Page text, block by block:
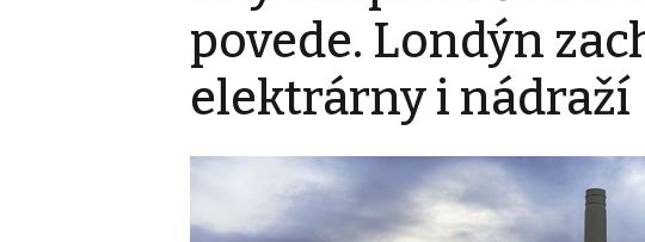
povede. Londýn
elektrárny i nádraží